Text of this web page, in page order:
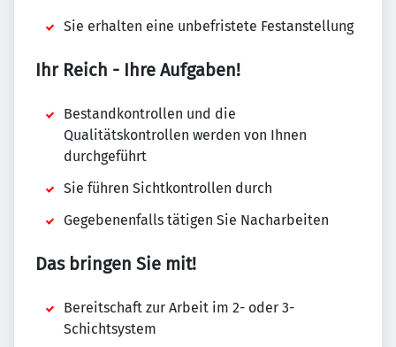
Sie erhalten eine unbefristete Festanstellung
Ihr Reich - Ihre Aufgaben!
Bestandkontrollen und die
Qualitätskontrollen werden von Ihnen
durchgeführt
Sie führen Sichtkontrollen durch
Gegebenenfalls tätigen Sie Nacharbeiten
Das bringen Sie mit!
Bereitschaft zur Arbeit im 2- oder 3-
Schichtsystem